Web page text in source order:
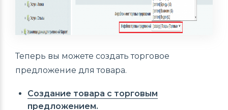
Теперь вы можете создать торговое
предложение для товара.
Создание товара с торговым
предложением.